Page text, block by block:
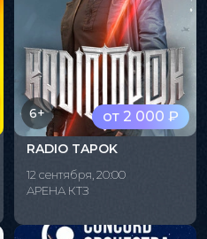
от 2 000 ₽
6+
RADIO TAPOK
12 сентября, 20:00
АРЕНА КТЗ